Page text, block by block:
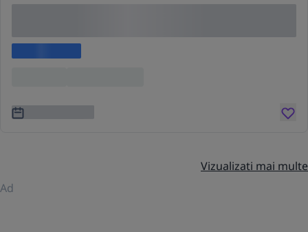
Vizualizati mai multe
Ad